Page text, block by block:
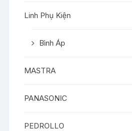
Linh Phụ Kiện
Bình Áp
MASTRA
PANASONIC
PEDROLLO